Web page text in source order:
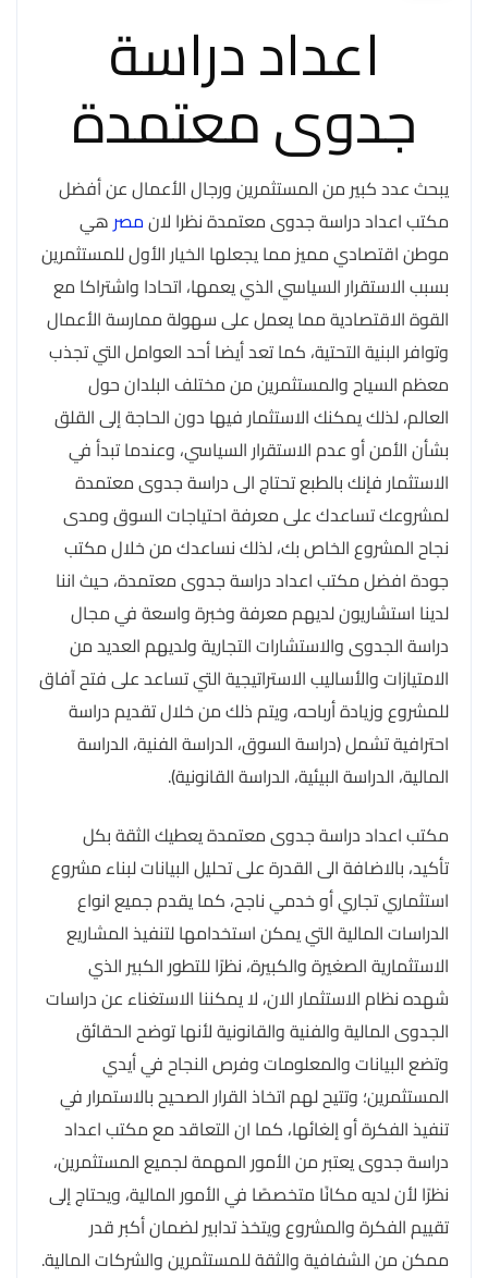
اعداد دراسة
جدوى معتمدة
يبحث عدد كبير من المستثمرين ورجال الأعمال عن أفضل
مكتب اعداد دراسة جدوى معتمدة نظرا لانمصرهي
موطن اقتصادي مميز مما يجعلها الخيار الأول للمستثمرين
بسبب الاستقرار السياسي الذي يعمها، اتحادا واشتراكا مع
القوة الاقتصادية مما يعمل على سهولة ممارسة الأعمال
وتوافر البنية التحتية، كما تعد أيضا أحد العوامل التي تجذب
معظم السياح والمستثمرين من مختلف البلدان حول
العالم، لذلك يمكنك الاستثمار فيها دون الحاجة إلى القلق
بشأن الأمن أو عدم الاستقرار السياسي، وعندما تبدأ في
الاستثمار فإنك بالطبع تحتاج الى دراسة جدوى معتمدة
لمشروعك تساعدك على معرفة احتياجات السوق ومدى
نجاح المشروع الخاص بك، لذلك نساعدك من خلال مكتب
جودة افضل مكتب اعداد دراسة جدوى معتمدة، حيث اننا
لدينا استشاريون لديهم معرفة وخبرة واسعة في مجال
دراسة الجدوى والاستشارات التجارية ولديهم العديد من
الامتيازات والأساليب الاستراتيجية التي تساعد على فتح آفاق
للمشروع وزيادة أرباحه، ويتم ذلك من خلال تقديم دراسة
احترافية تشمل (دراسة السوق، الدراسة الفنية، الدراسة
المالية، الدراسة البيئية، الدراسة القانونية).
مكتب اعداد دراسة جدوى معتمدة يعطيك الثقة بكل
تأكيد، بالاضافة الى القدرة على تحليل البيانات لبناء مشروع
استثماري تجاري أو خدمي ناجح، كما يقدم جميع انواع
الدراسات المالية التي يمكن استخدامها لتنفيذ المشاريع
الاستثمارية الصغيرة والكبيرة، نظرًا للتطور الكبير الذي
شهده نظام الاستثمار الان، لا يمكننا الاستغناء عن دراسات
الجدوى المالية والفنية والقانونية لأنها توضح الحقائق
وتضع البيانات والمعلومات وفرص النجاح في أيدي
المستثمرين؛ وتتيح لهم اتخاذ القرار الصحيح بالاستمرار في
تنفيذ الفكرة أو إلغائها، كما ان التعاقد مع مكتب اعداد
دراسة جدوى يعتبر من الأمور المهمة لجميع المستثمرين،
نظرًا لأن لديه مكانًا متخصصًا في الأمور المالية، ويحتاج إلى
تقييم الفكرة والمشروع ويتخذ تدابير لضمان أكبر قدر
ممكن من الشفافية والثقة للمستثمرين والشركات المالية.